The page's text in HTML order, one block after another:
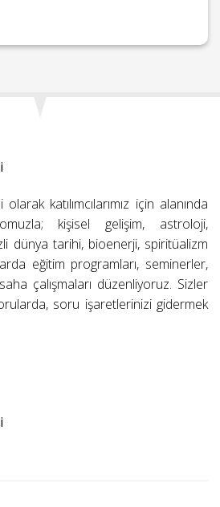
katılımcılarımız için alanında
kişisel gelişim, astroloji,
dünya tarihi, bioenerji, spiritüalizm
eğitim programları, seminerler,
çalışmaları düzenliyoruz. Sizler
soru işaretlerinizi gidermek